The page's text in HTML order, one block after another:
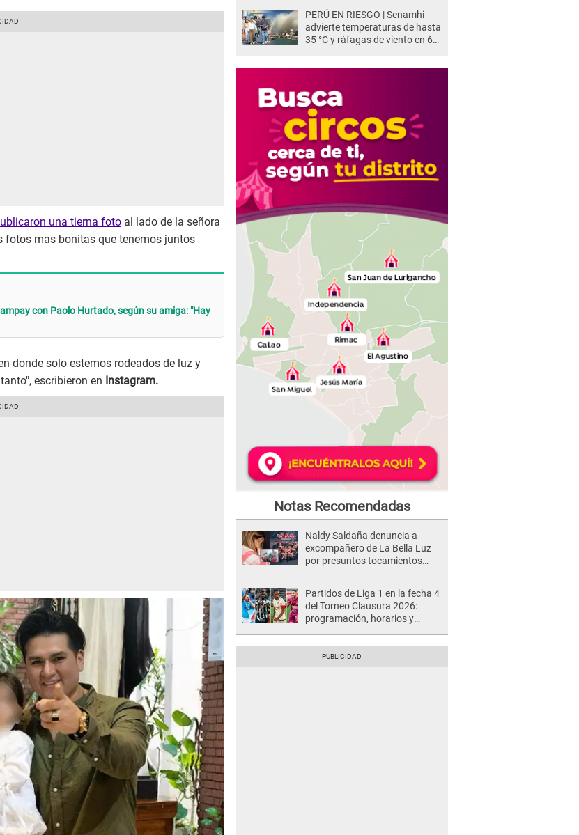
una tierna foto al lado de la señora
fotos mas bonitas que tenemos juntos
con Paolo Hurtado, según su amiga: "Hay
donde solo estemos rodeados de luz y
escribieron en Instagram.
PERÚ EN RIESGO | Senamhi
advierte temperaturas de hasta
35 °C y ráfagas de viento en 6
Notas Recomendadas
Naldy Saldaña denuncia a
excompañero de La Bella Luz
por presuntos tocamientos
Partidos de Liga 1 en la fecha 4
del Torneo Clausura 2026:
programación, horarios y